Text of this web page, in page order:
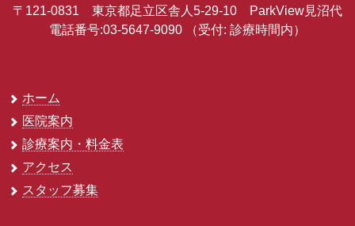
〒121-0831 東京都足立区舎人5-29-10 ParkView見沼代
電話番号:03-5647-9090
（受付: 診療時間内）
ホーム
医院案内
診療案内・料金表
アクセス
スタッフ募集